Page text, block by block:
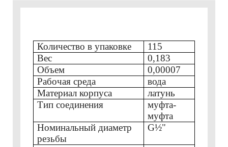
Количество в упаковке
115
Вес
0,183
Объем
0,00007
Рабочая среда
вода
Материал корпуса
латунь
Тип соединения
муфта-
муфта
Номинальный диаметр
резьбы
G½"